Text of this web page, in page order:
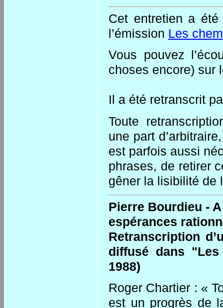
Cet entretien a
l’émission Les
Vous pouvez
choses encore) sur
Il a été retranscrit
Toute
une part
est parfois aussi
phrases, de retirer
gêner la lisibilité de
Pierre Bourdieu -
espérances
Retranscription
diffusé dans
1988)
Roger Chartier : «
est un progrès de